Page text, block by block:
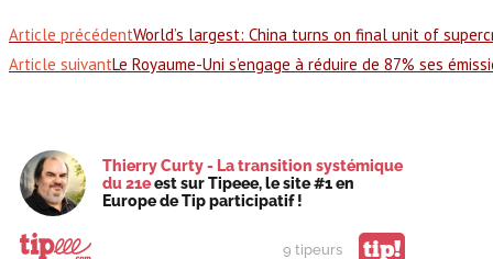
Article précédentWorld’s largest: China turns on final unit of
Article suivantLe Royaume-Uni s’engage à réduire de 87% ses
Thierry Curty - La transition systémique
du 21eest sur Tipeee, le site #1 en
Europe de Tip participatif !
9 tipeurs tip!